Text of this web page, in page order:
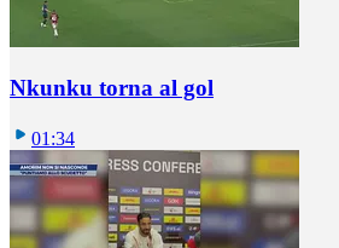
Nkunku torna al gol
01:34